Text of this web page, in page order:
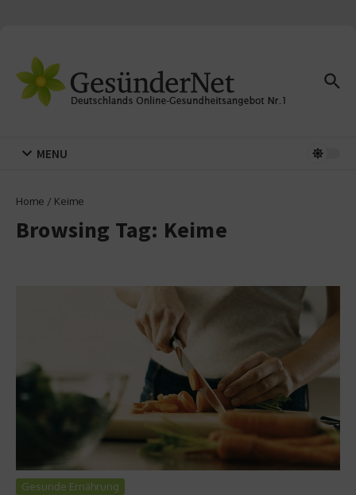
MENU
Home / Keime
Browsing Tag: Keime
Gesunde Ernährung